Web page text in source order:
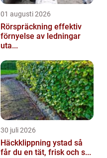
01 augusti 2026
Rörspräckning effektiv
förnyelse av ledningar
uta...
30 juli 2026
Häckklippning ystad så
får du en tät, frisk och s...